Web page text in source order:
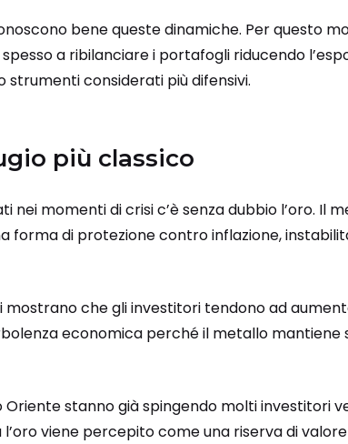
bene queste dinamiche. Per questo
a ribilanciare i portafogli riducendo
strumenti considerati più difensivi.
più classico
nei momenti di crisi c’è senza dubbio l’oro. Il
forma di protezione contro inflazione,
che gli investitori tendono ad
economica perché il metallo mantiene
Oriente stanno già spingendo molti investitori
viene percepito come una riserva di